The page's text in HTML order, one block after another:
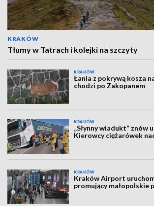
KRAKÓW
Tłumy w Tatrach i kolejki na szczyty
KRAKÓW
Łania z pokrywą kosza
chodzi po Zakopanem
KRAKÓW
„Słynny wiadukt” znów
Kierowcy ciężarówek
KRAKÓW
Kraków Airport
promujący małopolskie